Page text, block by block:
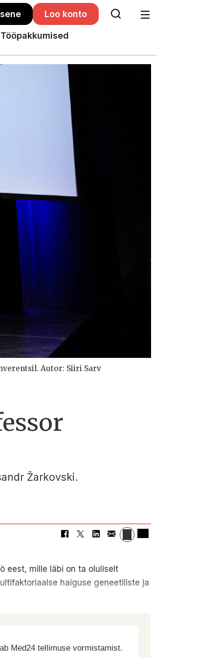
Loo konto
Tööpakkumised
Autor: Siiri Sarv
Žarkovski.
eest, mille läbi on ta oluliselt
haiguse geneetiliste ja
Med24 tellimuse vormistamist.